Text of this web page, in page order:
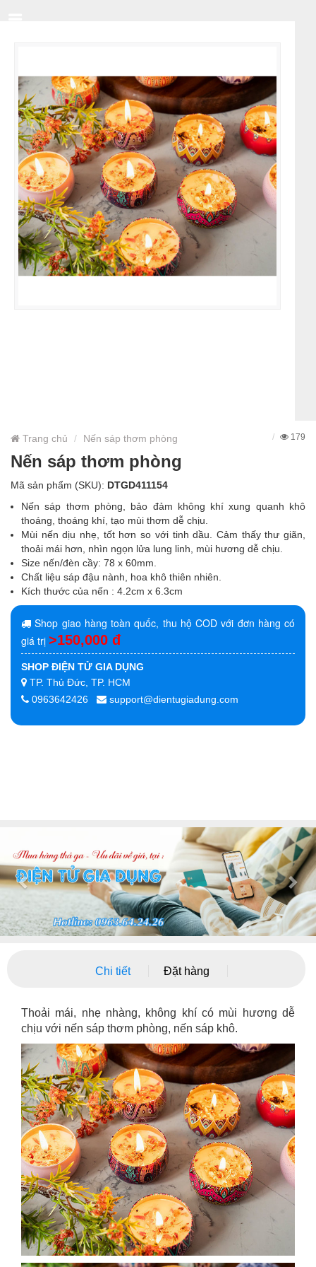
Trang chủ Nến sáp thơm phòng 179
Nến sáp thơm phòng
Mã sản phẩm (SKU): DTGD411154
Nến sáp thơm phòng, bảo đảm không khí xung quanh khô
thoáng, thoáng khí, tạo mùi thơm dễ chịu.
Mùi nến dịu nhẹ, tốt hơn so với tinh dầu. Cảm thấy thư giãn,
thoải mái hơn, nhìn ngọn lửa lung linh, mùi hương dễ chịu.
Size nến/đèn cầy: 78 x 60mm.
Chất liệu sáp đậu nành, hoa khô thiên nhiên.
Kích thước của nến : 4.2cm x 6.3cm
Màu sắc: hiện có nhiều màu, giao ngẫu nhiên.
Shop giao hàng toàn quốc, thu hộ COD với đơn hàng có
giá trị >150,000 đ
SHOP ĐIỆN TỬ GIA DỤNG
TP. Thủ Đức, TP. HCM
0963642426
support@dientugiadung.com
Chi tiết Đặt hàng
Thoải mái, nhẹ nhàng, không khí có mùi hương dễ
chịu với nến sáp thơm phòng, nến sáp khô.